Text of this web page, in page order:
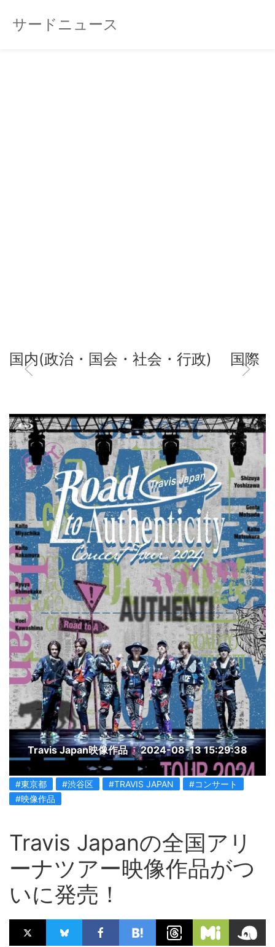
サードニュース
国内(政治・国会・社会・行政) 国際
Travis Japan映像作品 2024-08-13 15:29:38
#東京都 #渋谷区 #TRAVIS JAPAN
#コンサート
#映像作品
Travis Japanの全国アリ
ーナツアー映像作品がつ
いに発売！